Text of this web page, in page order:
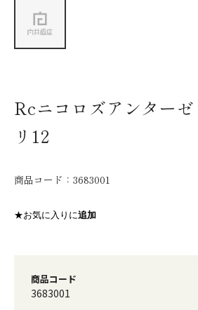
Rcニコロズアンター
リ12
商品コード： 3683001
★お気に入りに追加
商品コード
3683001